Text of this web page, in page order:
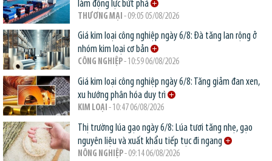
làm động lực bứt phá
THƯƠNG MẠI - 09:05 05/08/2026
Giá kim loại công nghiệp ngày 6/8: Đà tăng lan rộng ở
nhóm kim loại cơ bản
CÔNG NGHIỆP- 10:59 06/08/2026
Giá kim loại công nghiệp ngày 6/8: Tăng giảm đan xen,
xu hướng phân hóa duy trì
KIM LOẠI - 10:47 06/08/2026
Thị trường lúa gạo ngày 6/8: Lúa tươi tăng nhẹ, gạo
nguyên liệu và xuất khẩu tiếp tục đi ngang
NÔNG NGHIỆP- 09:14 06/08/2026